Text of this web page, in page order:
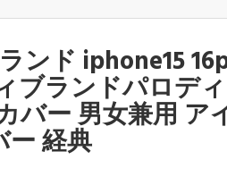
ンド iphone15
ブランドパロデ
バー 男女兼用 ア
ー 経典